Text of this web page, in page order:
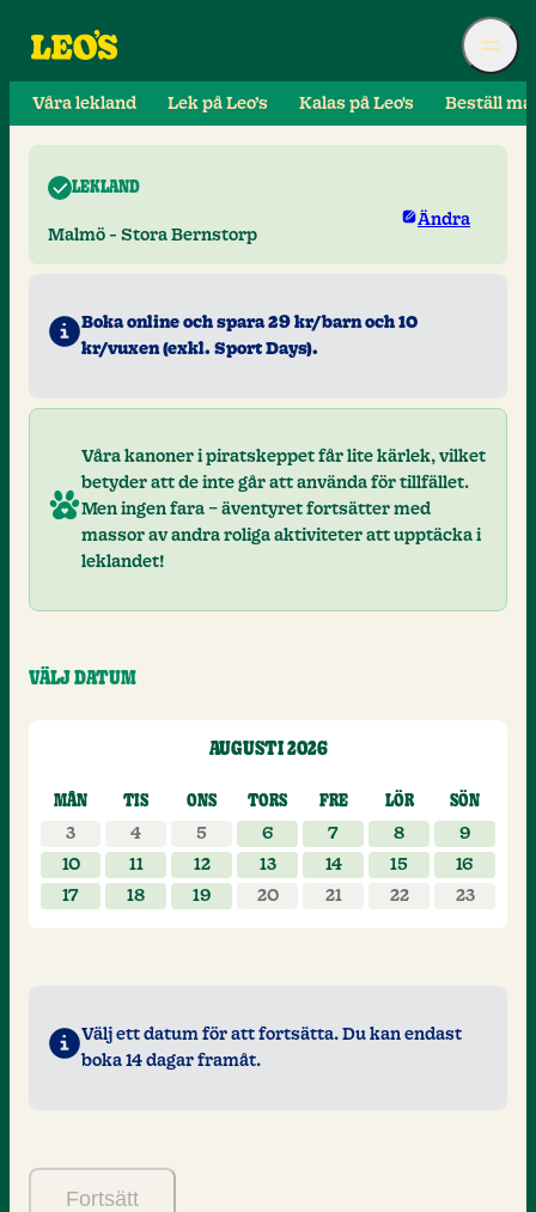
Våra lekland Lek på Leo’s Kalas på Leo's Beställ
LEKLAND
Malmö - Stora Bernstorp
Ändra
Boka online och spara 29 kr/barn och 10
kr/vuxen (exkl. Sport Days).
Våra kanoner i piratskeppet får lite kärlek, vilket
betyder att de inte går att använda för tillfället.
Men ingen fara – äventyret fortsätter med
massor av andra roliga aktiviteter att upptäcka i
leklandet!
VÄLJ DATUM
AUGUSTI 2026
MÅN TIS ONS TORS FRE LÖR
SÖN
3
4 5 6 7 8
9
10
11 12 13 14 15
16
17
18 19 20 21 22 23
Välj ett datum för att fortsätta. Du kan endast
boka 14 dagar framåt.
Fortsätt